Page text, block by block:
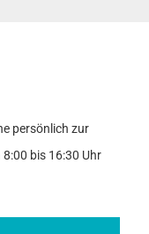
persönlich zur
bis 16:30 Uhr